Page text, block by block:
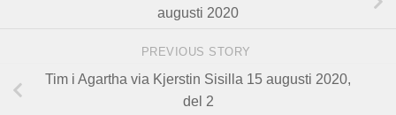
augusti 2020
PREVIOUS STORY
Tim i Agartha via Kjerstin Sisilla 15 augusti 2020,
del 2